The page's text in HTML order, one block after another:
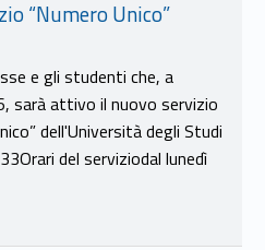
“Numero Unico”
e gli studenti che, a
sarà attivo il nuovo servizio
dell'Università degli Studi
del serviziodal lunedì